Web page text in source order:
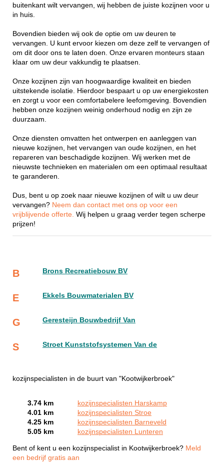
buitenkant wilt vervangen, wij hebben de juiste kozijnen voor u
in huis.
Bovendien bieden wij ook de optie om uw deuren te
vervangen. U kunt ervoor kiezen om deze zelf te vervangen of
om dit door ons te laten doen. Onze ervaren monteurs staan
klaar om uw deur vakkundig te plaatsen.
Onze kozijnen zijn van hoogwaardige kwaliteit en bieden
uitstekende isolatie. Hierdoor bespaart u op uw energiekosten
en zorgt u voor een comfortabelere leefomgeving. Bovendien
hebben onze kozijnen weinig onderhoud nodig en zijn ze
duurzaam.
Onze diensten omvatten het ontwerpen en aanleggen van
nieuwe kozijnen, het vervangen van oude kozijnen, en het
repareren van beschadigde kozijnen. Wij werken met de
nieuwste technieken en materialen om een optimaal resultaat
te garanderen.
Dus, bent u op zoek naar nieuwe kozijnen of wilt u uw deur
vervangen? Neem dan contact met ons op voor een
vrijblijvende offerte. Wij helpen u graag verder tegen scherpe
prijzen!
B Brons Recreatiebouw BV
E Ekkels Bouwmaterialen BV
G Geresteijn Bouwbedrijf Van
S Stroet Kunststofsystemen Van de
kozijnspecialisten in de buurt van "Kootwijkerbroek"
3.74 km
kozijnspecialisten Harskamp
4.01 km
kozijnspecialisten Stroe
4.25 km
kozijnspecialisten Barneveld
5.05 km
kozijnspecialisten Lunteren
Bent of kent u een kozijnspecialist in Kootwijkerbroek? Meld
een bedrijf gratis aan